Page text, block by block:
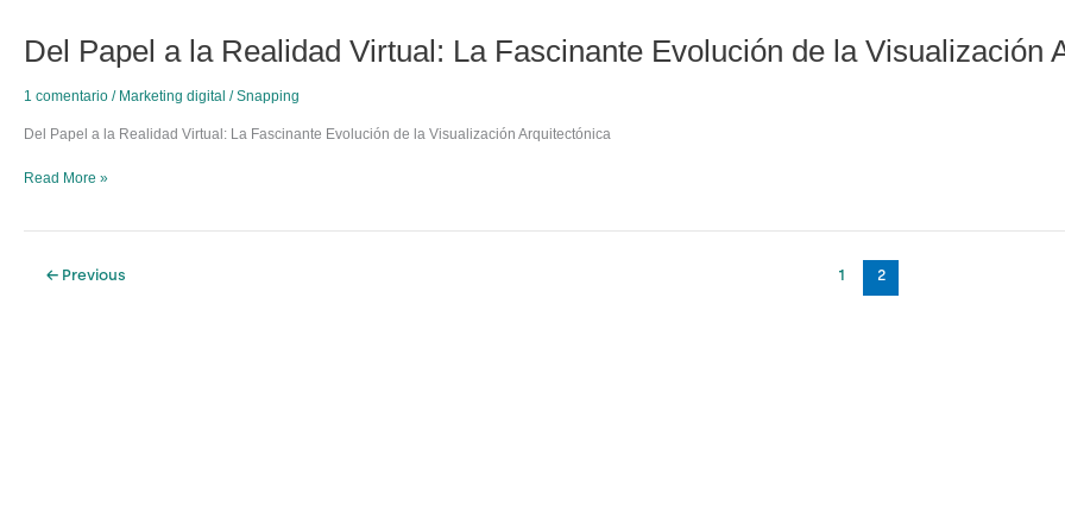
tus
espacios
Del Papel a la Realidad Virtual: La Fascinante Evolución de la Visualización
1 comentario / Marketing digital /Snapping
Del Papel a la Realidad Virtual: La Fascinante Evolución de la Visualización Arquitectónica
a
la
Realidad
La
Evolución
Arquitectónica
Read More »
← Previous 1 2